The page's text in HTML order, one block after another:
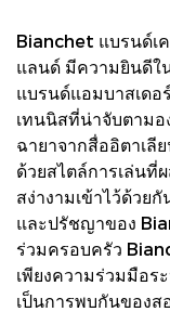
Bianchet แบรนด์เ
แลนด์ มีความยินดีใ
แบรนด์แอมบาสเด
เทนนิสที่น่าจับตามอ
ฉายาจากสื่ออิตาเลี
ด้วยสไตล์การเล่นที่
สง่างามเข้าไว้ด้วย
และปรัชญาของ
ร่วมครอบครัว
เพียงความร่วมมือร
เป็นการพบกันของส